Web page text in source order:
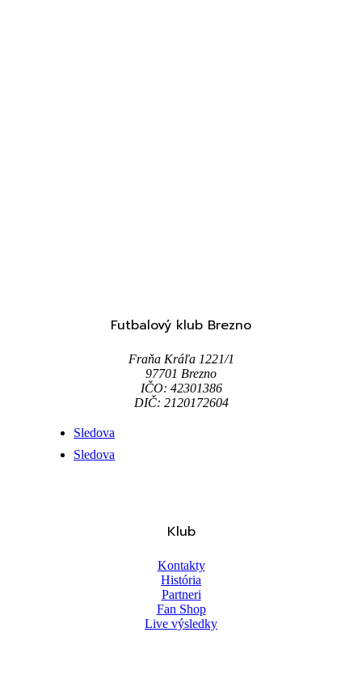
Futbalový klub Brezno
Fraňa Kráľa 1221/1
97701 Brezno
IČO: 42301386
DIČ: 2120172604
Sledova
Sledova
Klub
Kontakty
História
Partneri
Fan Shop
Live výsledky